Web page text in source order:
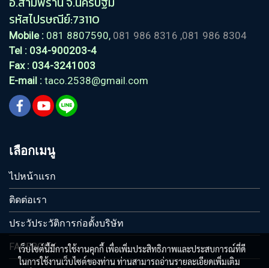
รหัสไปรษณีย์:73110
Mobile : 081 8807590, 081 986 8316 ,081 986 8304
Tel : 034-900203-4
Fax : 034-3241003
E-mail : taco.2538@gmail.com
เลือกเมนู
ไปหน้าแรก
ติดต่อเรา
ประวัประวัติการก่อตั้งบริษัท
FACEBOOK
เว็บไซต์นี้มีการใช้งานคุกกี้ เพื่อเพิ่มประสิทธิภาพและประสบการณ์ที่ดี
ในการใช้งานเว็บไซต์ของท่าน ท่านสามารถอ่านรายละเอียดเพิ่มเติม